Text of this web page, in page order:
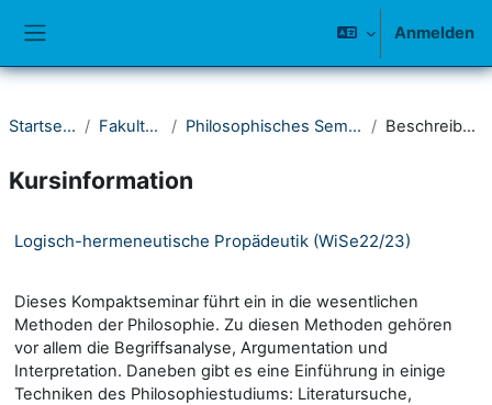
Anmelden
Startseite Fakultät I Philosophisches Seminar Beschreibung
Kursinformation
Logisch-hermeneutische Propädeutik (WiSe22/23)
Dieses Kompaktseminar führt ein in die wesentlichen
Methoden der Philosophie. Zu diesen Methoden gehören
vor allem die Begriffsanalyse, Argumentation und
Interpretation. Daneben gibt es eine Einführung in einige
Techniken des Philosophiestudiums: Literatursuche,